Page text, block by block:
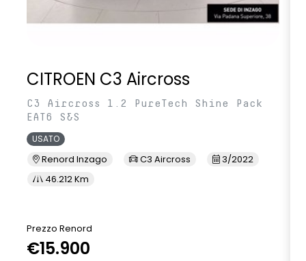
CITROEN C3 Aircross
C3 Aircross 1.2 PureTech Shine Pack
EAT6 S&S
USATO
Renord Inzago C3 Aircross
3/2022
46.212 Km
Prezzo Renord
€15.900